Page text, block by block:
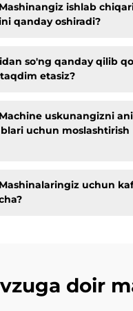
ishlab
qanday oshiradi?
so'ng qanday qilib
etasiz?
uskunangizni
uchun moslashtirish
uchun
doir